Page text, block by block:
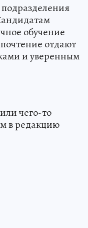
обучение
отдают
и уверенным
чего-то
в редакцию